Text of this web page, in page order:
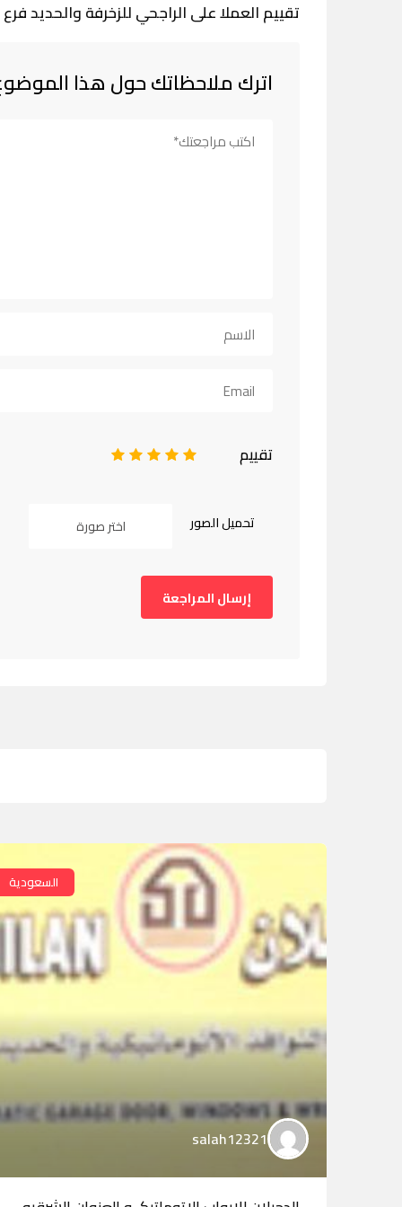
تقييم العملا على الراجحي للزخرفة والحديد
اترك ملاحظاتك حول هذا
تقييم 5
4
3
2
تحميل الصور اختر صورة
السعودية
salah12321